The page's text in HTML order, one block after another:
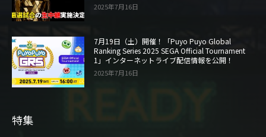
2025年7月16日
7月19日（土）開催！「Puyo Puyo Global
Ranking Series 2025 SEGA Official Tournament
1」インターネットライブ配信情報を公開！
2025年7月16日
特集